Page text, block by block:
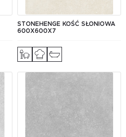
STONEHENGE KOŚĆ SŁONIOWA
600Х600Х7